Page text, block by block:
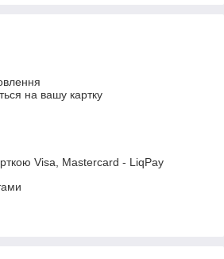
на вашу картку
Visa, Mastercard - LiqPay